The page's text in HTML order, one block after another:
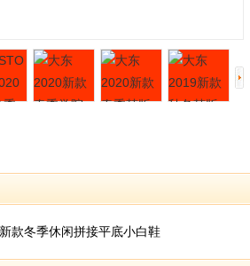
款冬季休闲拼接平底小白鞋